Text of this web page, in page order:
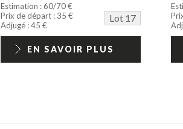
Estimation : 60/70 €
Prix de départ : 35 €
Lot 17
Adjugé : 45 €
EN SAVOIR PLUS